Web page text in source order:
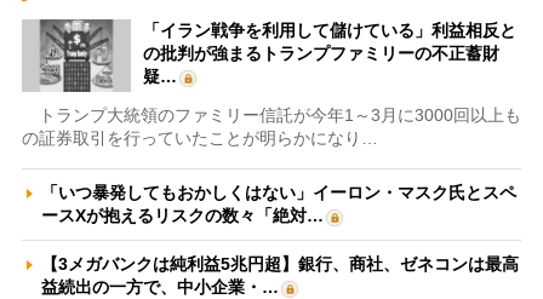
「イラン戦争を利用して儲けている」利益相反と
の批判が強まるトランプファミリーの不正蓄財
疑…
トランプ大統領のファミリー信託が今年1～3月に3000回以上も
の証券取引を行っていたことが明らかになり…
「いつ暴発してもおかしくはない」イーロン・マスク氏とスペ
ースXが抱えるリスクの数々「絶対…
【3メガバンクは純利益5兆円超】銀行、商社、ゼネコンは最高
益続出の一方で、中小企業・…